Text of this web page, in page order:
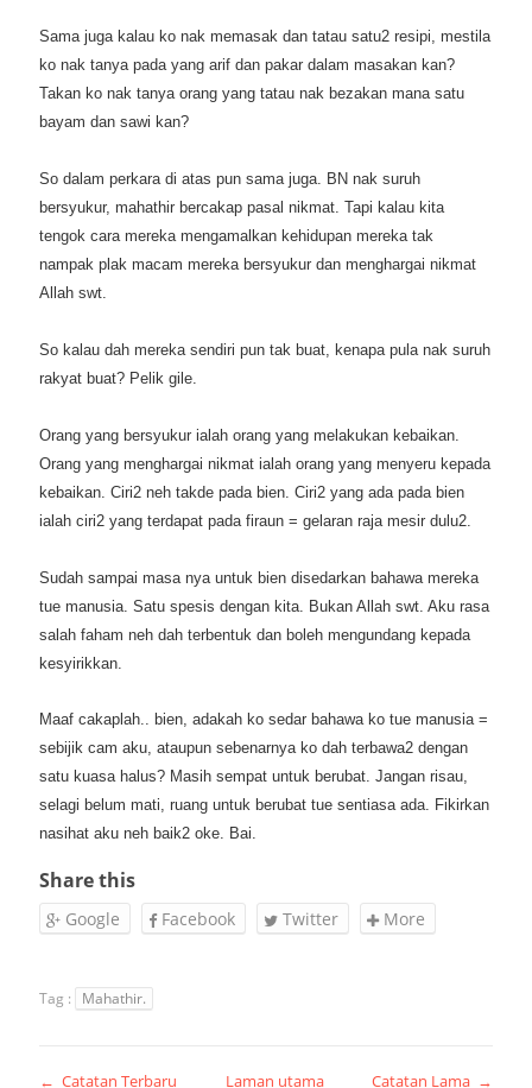
Sama juga kalau ko nak memasak dan tatau satu2 resipi, mestila
ko nak tanya pada yang arif dan pakar dalam masakan kan?
Takan ko nak tanya orang yang tatau nak bezakan mana satu
bayam dan sawi kan?
So dalam perkara di atas pun sama juga. BN nak suruh
bersyukur, mahathir bercakap pasal nikmat. Tapi kalau kita
tengok cara mereka mengamalkan kehidupan mereka tak
nampak plak macam mereka bersyukur dan menghargai nikmat
Allah swt.
So kalau dah mereka sendiri pun tak buat, kenapa pula nak suruh
rakyat buat? Pelik gile.
Orang yang bersyukur ialah orang yang melakukan kebaikan.
Orang yang menghargai nikmat ialah orang yang menyeru kepada
kebaikan. Ciri2 neh takde pada bien. Ciri2 yang ada pada bien
ialah ciri2 yang terdapat pada firaun = gelaran raja mesir dulu2.
Sudah sampai masa nya untuk bien disedarkan bahawa mereka
tue manusia. Satu spesis dengan kita. Bukan Allah swt. Aku rasa
salah faham neh dah terbentuk dan boleh mengundang kepada
kesyirikkan.
Maaf cakaplah.. bien, adakah ko sedar bahawa ko tue manusia =
sebijik cam aku, ataupun sebenarnya ko dah terbawa2 dengan
satu kuasa halus? Masih sempat untuk berubat. Jangan risau,
selagi belum mati, ruang untuk berubat tue sentiasa ada. Fikirkan
nasihat aku neh baik2 oke. Bai.
Share this
Google Facebook Twitter More
Tag : Mahathir.
← Catatan Terbaru Catatan Lama →
Laman utama